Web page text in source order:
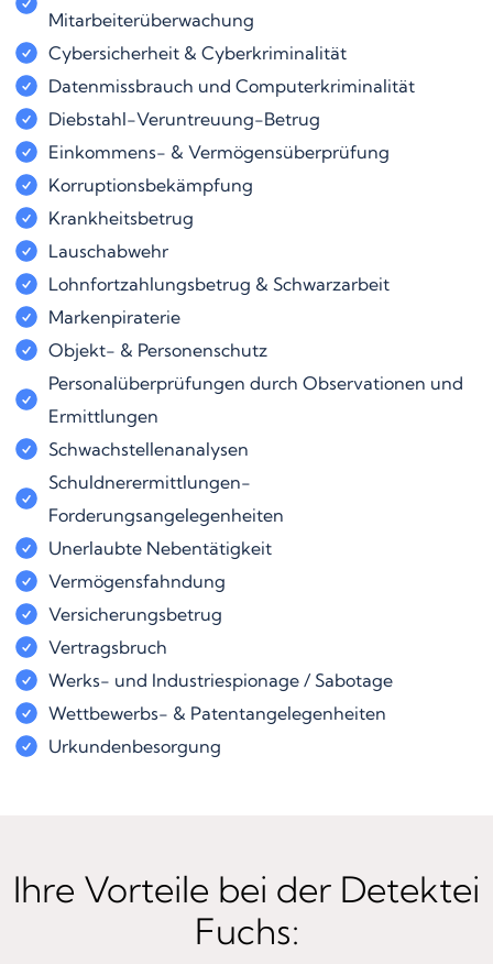
Mitarbeiterüberwachung
Cybersicherheit & Cyberkriminalität
Datenmissbrauch und Computerkriminalität
Diebstahl-Veruntreuung-Betrug
Einkommens- & Vermögensüberprüfung
Korruptionsbekämpfung
Krankheitsbetrug
Lauschabwehr
Lohnfortzahlungsbetrug & Schwarzarbeit
Markenpiraterie
Objekt- & Personenschutz
Personalüberprüfungen durch Observationen und
Ermittlungen
Schwachstellenanalysen
Schuldnerermittlungen-
Forderungsangelegenheiten
Unerlaubte Nebentätigkeit
Vermögensfahndung
Versicherungsbetrug
Vertragsbruch
Werks- und Industriespionage / Sabotage
Wettbewerbs- & Patentangelegenheiten
Urkundenbesorgung
Ihre Vorteile bei der Detektei
Fuchs: